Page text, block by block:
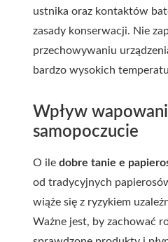
ustnika oraz kontaktów
zasady konserwacji. Nie
przechowywaniu
bardzo wysokich
Wpływ
samopoczucie
O ile dobre tanie e
od tradycyjnych
wiąże się z ryzykiem
Ważne jest, by zachować